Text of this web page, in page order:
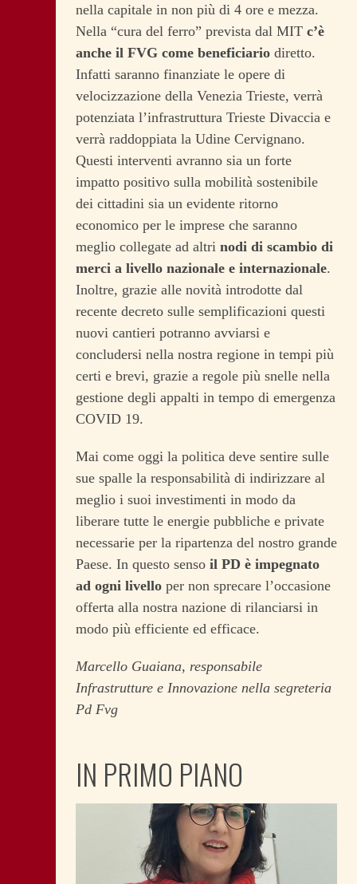
nella capitale in non più di 4 ore e mezza.
Nella “cura del ferro” prevista dal MIT c’è
anche il FVG come beneficiario diretto.
Infatti saranno finanziate le opere di
velocizzazione della Venezia Trieste, verrà
potenziata l’infrastruttura Trieste Divaccia e
verrà raddoppiata la Udine Cervignano.
Questi interventi avranno sia un forte
impatto positivo sulla mobilità sostenibile
dei cittadini sia un evidente ritorno
economico per le imprese che saranno
meglio collegate ad altri nodi di scambio di
merci a livello nazionale e internazionale.
Inoltre, grazie alle novità introdotte dal
recente decreto sulle semplificazioni questi
nuovi cantieri potranno avviarsi e
concludersi nella nostra regione in tempi più
certi e brevi, grazie a regole più snelle nella
gestione degli appalti in tempo di emergenza
COVID 19.
Mai come oggi la politica deve sentire sulle
sue spalle la responsabilità di indirizzare al
meglio i suoi investimenti in modo da
liberare tutte le energie pubbliche e private
necessarie per la ripartenza del nostro grande
Paese. In questo senso il PD è impegnato
ad ogni livello per non sprecare l’occasione
offerta alla nostra nazione di rilanciarsi in
modo più efficiente ed efficace.
Marcello Guaiana, responsabile
Infrastrutture e Innovazione nella segreteria
Pd Fvg
IN PRIMO PIANO